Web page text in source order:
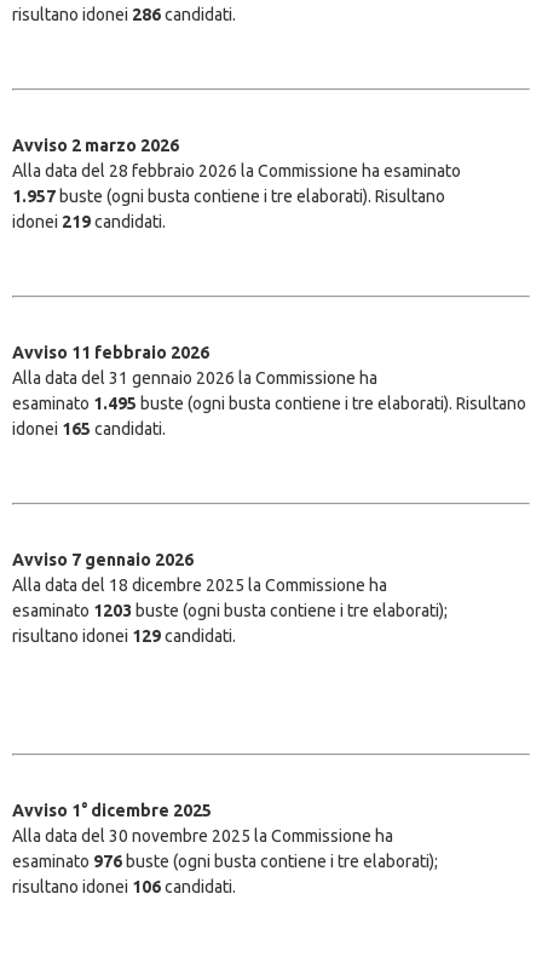
risultano idonei 286candidati.
Avviso 2 marzo 2026
Alla data del 28 febbraio 2026 la Commissione ha esaminato
1.957 buste (ogni busta contiene i tre elaborati). Risultano
idonei 219candidati.
Avviso 11 febbraio 2026
Alla data del 31 gennaio 2026 la Commissione ha
esaminato 1.495 buste (ogni busta contiene i tre elaborati). Risultano
idonei 165 candidati.
Avviso 7 gennaio 2026
Alla data del 18 dicembre 2025 la Commissione ha
esaminato 1203 buste (ogni busta contiene i tre elaborati);
risultano idonei 129candidati.
Avviso 1° dicembre 2025
Alla data del 30 novembre 2025 la Commissione ha
esaminato 976 buste (ogni busta contiene i tre elaborati);
risultano idonei 106candidati.